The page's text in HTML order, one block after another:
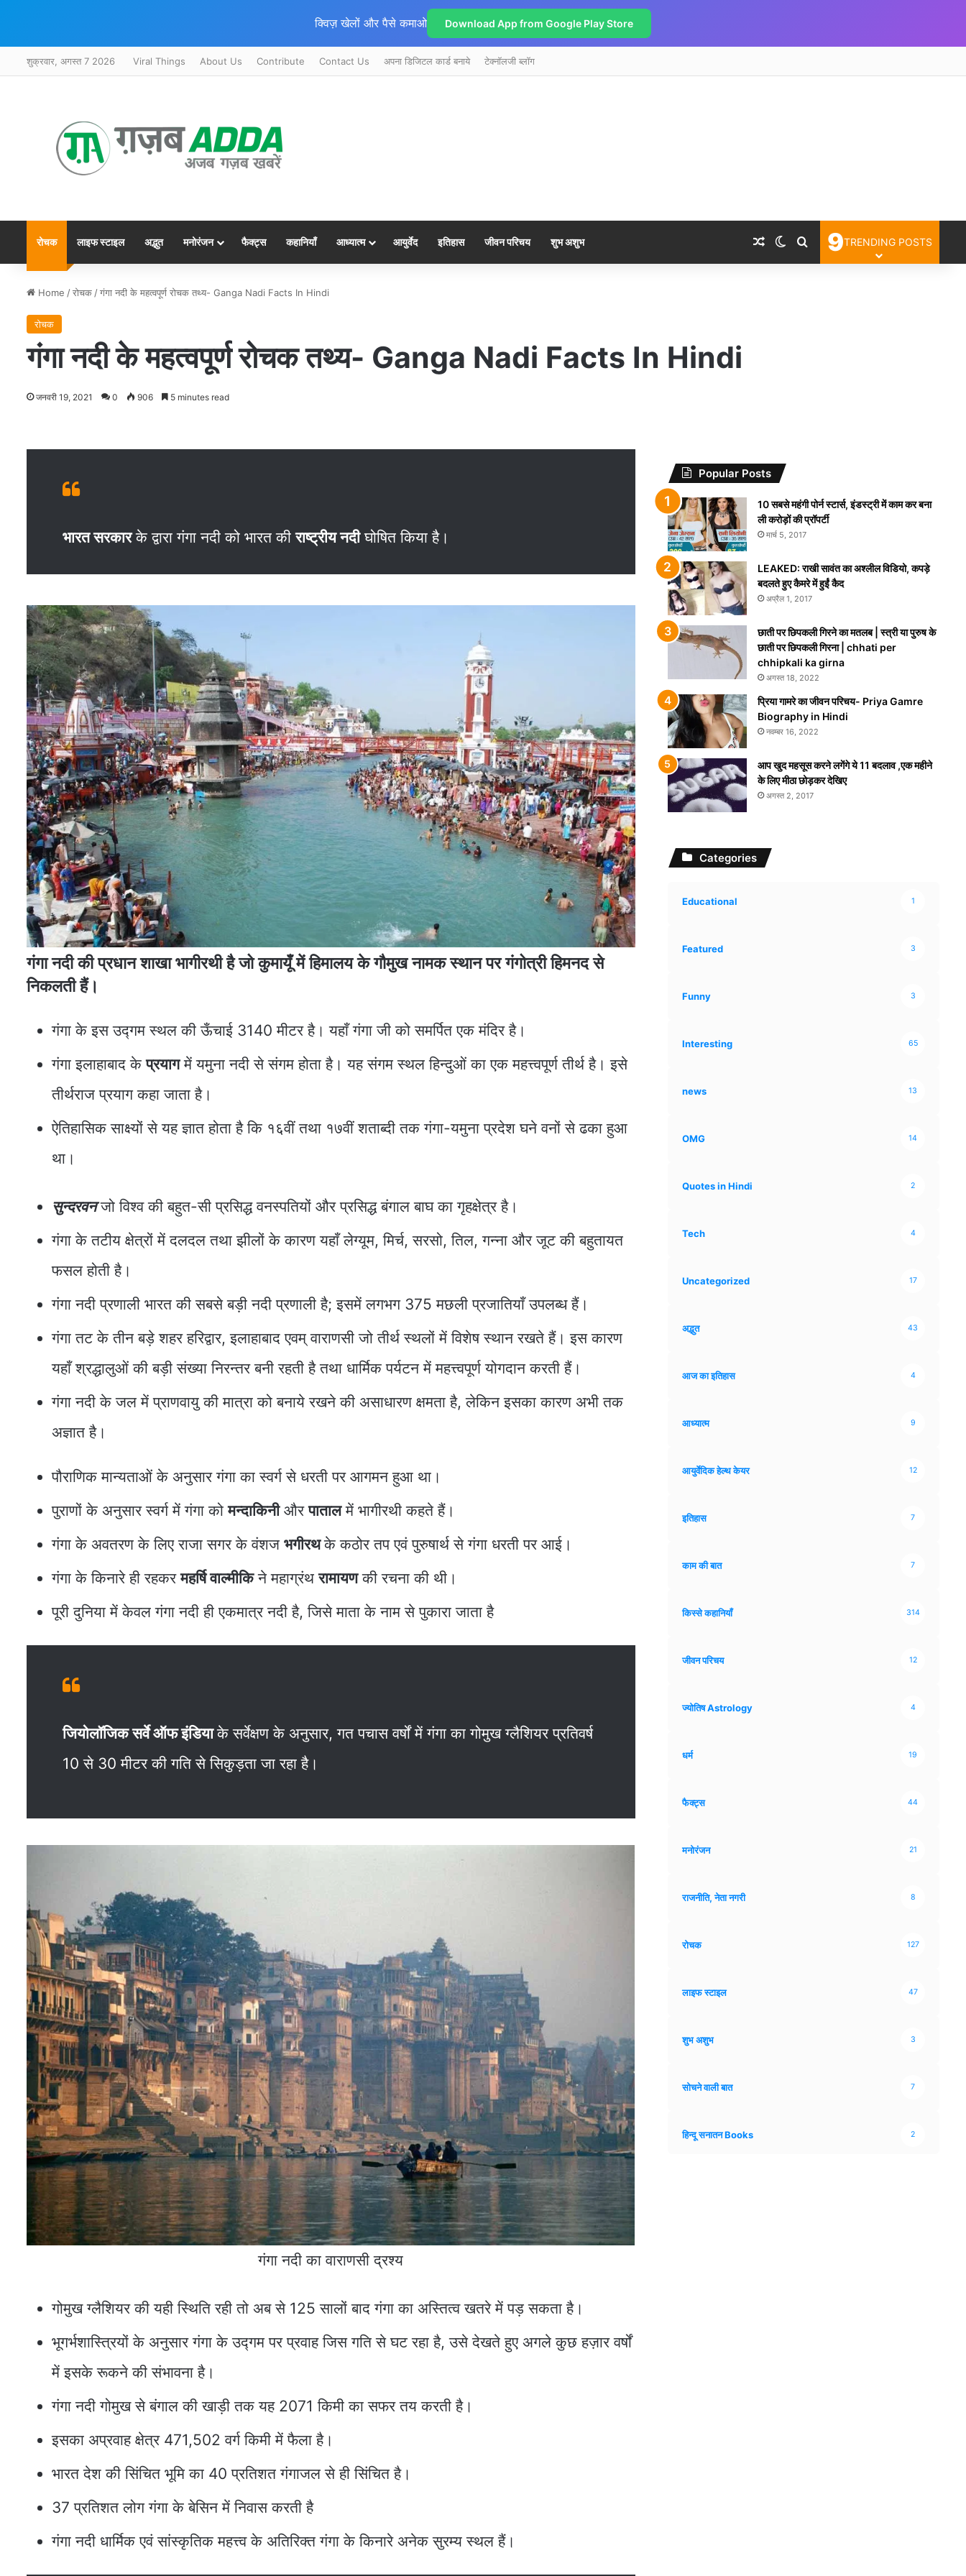
क्विज़ खेलों और पैसे कमाओ Download App from Google Play Store
शुक्रवार, अगस्त 7 2026 Viral Things About Us Contribute Contact Us अपना डिजिटल कार्ड बनाये टेक्नॉलजी ब्लॉग
रोचक लाइफ स्टाइल अद्भुत मनोरंजन फैक्ट्स कहानियाँ आध्यात्म आयुर्वेद इतिहास जीवन परिचय शुभ अशुभ Random Article
Switch skin
Search for
9TRENDING POSTS
Home /रोचक /गंगा नदी के महत्‍वपूर्ण रोचक तथ्‍य- Ganga Nadi Facts In Hindi
रोचक
गंगा नदी के महत्‍वपूर्ण रोचक तथ्‍य- Ganga Nadi Facts In Hindi
जनवरी 19, 2021 0 906 5 minutes read
भारत सरकारके द्वारा गंगा नदी को भारत कीराष्ट्रीय नदीघोषित किया है।
गंगा नदी की प्रधान शाखा भागीरथी है जो कुमायूँ में हिमालय के गौमुख नामक स्थान पर गंगोत्री हिमनद से
निकलती हैं।
गंगा के इस उद्गम स्थल की ऊँचाई 3140 मीटर है। यहाँ गंगा जी को समर्पित एक मंदिर है।
गंगा इलाहाबाद केप्रयागमें यमुना नदी से संगम होता है। यह संगम स्थल हिन्दुओं का एक महत्त्वपूर्ण तीर्थ है। इसे
तीर्थराज प्रयाग कहा जाता है।
ऐतिहासिक साक्ष्यों से यह ज्ञात होता है कि १६वीं तथा १७वीं शताब्दी तक गंगा-यमुना प्रदेश घने वनों से ढका हुआ
था।
सुन्दरवन जो विश्व की बहुत-सी प्रसिद्ध वनस्पतियों और प्रसिद्ध बंगाल बाघ का गृहक्षेत्र है।
गंगा के तटीय क्षेत्रों में दलदल तथा झीलों के कारण यहाँ लेग्यूम, मिर्च, सरसो, तिल, गन्ना और जूट की बहुतायत
फसल होती है।
गंगा नदी प्रणाली भारत की सबसे बड़ी नदी प्रणाली है; इसमें लगभग 375 मछली प्रजातियाँ उपलब्ध हैं।
गंगा तट के तीन बड़े शहर हरिद्वार, इलाहाबाद एवम् वाराणसी जो तीर्थ स्थलों में विशेष स्थान रखते हैं। इस कारण
यहाँ श्रद्धालुओं की बड़ी संख्या निरन्तर बनी रहती है तथा धार्मिक पर्यटन में महत्त्वपूर्ण योगदान करती हैं।
गंगा नदी के जल में प्राणवायु की मात्रा को बनाये रखने की असाधारण क्षमता है, लेकिन इसका कारण अभी तक
अज्ञात है।
पौराणिक मान्‍यताओं के अनुसार गंगा का स्वर्ग से धरती पर आगमन हुआ था।
पुराणों के अनुसार स्वर्ग में गंगा कोमन्‍दाकिनीऔरपातालमें भागीरथी कहते हैं।
गंगा के अवतरण के लिए राजा सगर के वंशज भगीरथके कठोर तप एवं पुरुषार्थ से गंगा धरती पर आई।
गंगा के किनारे ही रहकरमहर्षि वाल्मीकिने महाग्रंथरामायणकी रचना की थी।
पूरी दु‍निया में केवल गंगा नदी ही एकमात्र नदी है, जिसे माता के नाम से पुकारा जाता है
जियोलॉजिक सर्वे ऑफ इंडियाके सर्वेक्षण के अनुसार, गत पचास वर्षों में गंगा का गोमुख ग्लैशियर प्रतिवर्ष
10 से 30 मीटर की गति से सिकुड़ता जा रहा है।
गंगा नदी का वाराणसी द्रश्य
गोमुख ग्लैशियर की यही स्थिति रही तो अब से 125 सालों बाद गंगा का अस्तित्व खतरे में पड़ सकता है।
भूगर्भशास्त्रियों के अनुसार गंगा के उद्गम पर प्रवाह जिस गति से घट रहा है, उसे देखते हुए अगले कुछ हज़ार वर्षों
में इसके रूकने की संभावना है।
गंगा नदी गोमुख से बंगाल की खाड़ी तक यह 2071 किमी का सफर तय करती है।
इसका अप्रवाह क्षेत्र 471,502 वर्ग किमी में फैला है।
भारत देश की सिंचित भूमि का 40 प्रतिशत गंगाजल से ही सिंचित है।
37 प्रतिशत लोग गंगा के बेसिन में निवास करती है
गंगा नदी धार्मिक एवं सांस्कृतिक महत्त्व के अतिरिक्त गंगा के किनारे अनेक सुरम्य स्थल हैं।
Popular Posts
10 सबसे महंगी पोर्न स्टार्स, इंडस्ट्री में काम कर बना
ली करोड़ों की प्रॉपर्टी
मार्च 5, 2017
LEAKED: राखी सावंत का अश्लील विडियो, कपड़े
बदलते हुए कैमरे में हुईं कैद
अप्रैल 1, 2017
छाती पर छिपकली गिरने का मतलब | स्त्री या पुरुष के
छाती पर छिपकली गिरना | chhati per
chhipkali ka girna
अगस्त 18, 2022
प्रिया गामरे का जीवन परिचय- Priya Gamre
Biography in Hindi
नवम्बर 16, 2022
आप खुद महसूस करने लगेंगे ये 11 बदलाव ,एक महीने
के लिए मीठा छोड़कर देखिए
अगस्त 2, 2017
Categories
Educational 1
Featured 3
Funny 3
Interesting 65
news 13
OMG 14
Quotes in Hindi 2
Tech 4
Uncategorized 17
अद्भुत 43
आज का इतिहास 4
आध्यात्म 9
आयुर्वेदिक हेल्थ केयर 12
इतिहास 7
काम की बात 7
किस्से कहानियाँ 314
जीवन परिचय 12
ज्योतिष Astrology 4
धर्म 19
फैक्ट्स 44
मनोरंजन 21
राजनीति, नेता नगरी 8
रोचक 127
लाइफ स्टाइल 47
शुभ अशुभ 3
सोचने वाली बात 7
हिन्दू सनातन Books 2